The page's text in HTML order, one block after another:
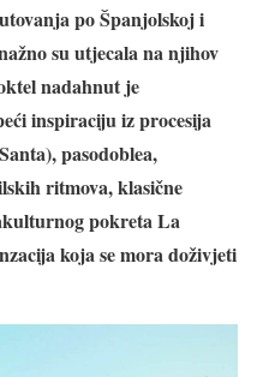
po Španjolskoj i
su utjecala na njihov
nadahnut je
inspiraciju iz procesija
pasodoblea,
ritmova, klasične
pokreta La
koja se mora doživjeti